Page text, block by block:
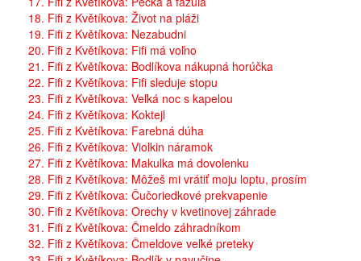
18. Fifi z Květíkova: Život na pláži
19. Fifi z Květíkova: Nezabudni
20. Fifi z Květíkova: Fifi má voľno
21. Fifi z Květíkova: Bodlíkova nákupná horúčka
22. Fifi z Květíkova: Fifi sleduje stopu
23. Fifi z Květíkova: Veľká noc s kapelou
24. Fifi z Květíkova: Koktejl
25. Fifi z Květíkova: Farebná dúha
26. Fifi z Květíkova: Violkin náramok
27. Fifi z Květíkova: Makulka má dovolenku
28. Fifi z Květíkova: Môžeš mi vrátiť moju loptu, prosím
29. Fifi z Květíkova: Čučoriedkové prekvapenie
30. Fifi z Květíkova: Orechy v kvetinovej záhrade
31. Fifi z Květíkova: Čmeldo záhradníkom
32. Fifi z Květíkova: Čmeldove veľké preteky